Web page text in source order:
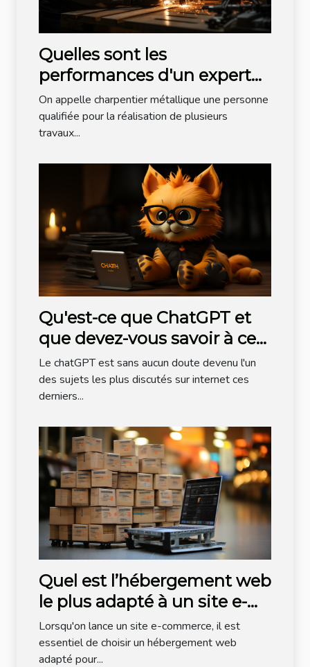
Quelles sont les
performances d'un expert
charpentier métallique ?
On appelle charpentier métallique une personne
qualifiée pour la réalisation de plusieurs
travaux...
Qu'est-ce que ChatGPT et
que devez-vous savoir à ce
sujet ?
Le chatGPT est sans aucun doute devenu l'un
des sujets les plus discutés sur internet ces
derniers...
Quel est l’hébergement web
le plus adapté à un site e-
commerce ?
Lorsqu'on lance un site e-commerce, il est
essentiel de choisir un hébergement web
adapté pour...